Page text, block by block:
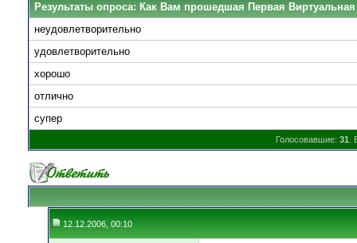
Результаты опроса: Как Вам прошедшая Первая
неудовлетворительно
удовлетворительно
хорошо
отлично
супер
Голосовавшие: 31 .
12.12.2006, 00:10